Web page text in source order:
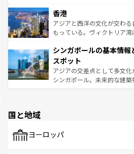
とつ。フォーやバインミー、
ひ現地で味わいたい。どの
が旅行者を迎えてくれるの
参照してほしい。
の活気が交差している。北部
帯で自然と触れ合い、南部
いビーチでリゾート気分を
激する。気候は一年中温暖
が待っている。親しみやすい
た文化、そして多様な観光
ける。 なお、新着のタイ情
香港
アジアと西洋の文化が交わ
もっている。ヴィクトリア
み、どこを訪れても感動す
ており、効率よく見どころを
うな絶景から文化的な体験
そう。 なお、新着の香港情
シンガポールの基本情
スポット
アジアの交差点として多文
シンガポール。未来的な建
で、ホーカーズは地元の風情
国と地域
ヨーロッパ